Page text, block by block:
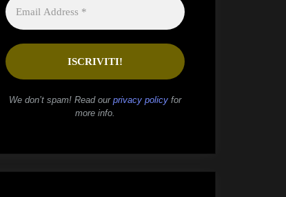
We don’t spam! Read our privacy policy for
more info.